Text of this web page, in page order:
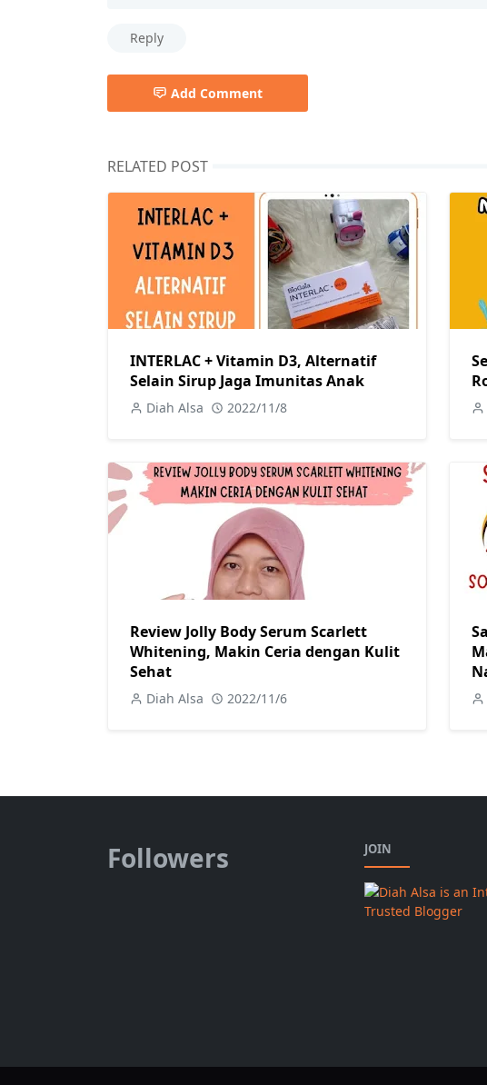
Reply
Add Comment
RELATED POST
INTERLAC + Vitamin D3, Alternatif
Selain Sirup Jaga Imunitas Anak
Diah Alsa 2022/11/8
Review Jolly Body Serum Scarlett
Whitening, Makin Ceria dengan Kulit
Sehat
Diah Alsa 2022/11/6
Followers JOIN